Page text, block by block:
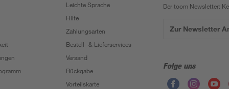
Leichte Sprache
Hilfe
Zahlungsarten
Bestell- & Lieferservices
Versand
Rückgabe
Vorteilskarte
Der toom Newsletter:
Zur Newsletter
Folge uns